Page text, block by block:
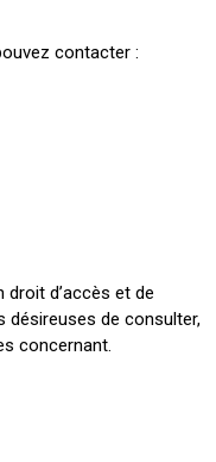
contacter :
d’accès et de
désireuses de consulter,
concernant.